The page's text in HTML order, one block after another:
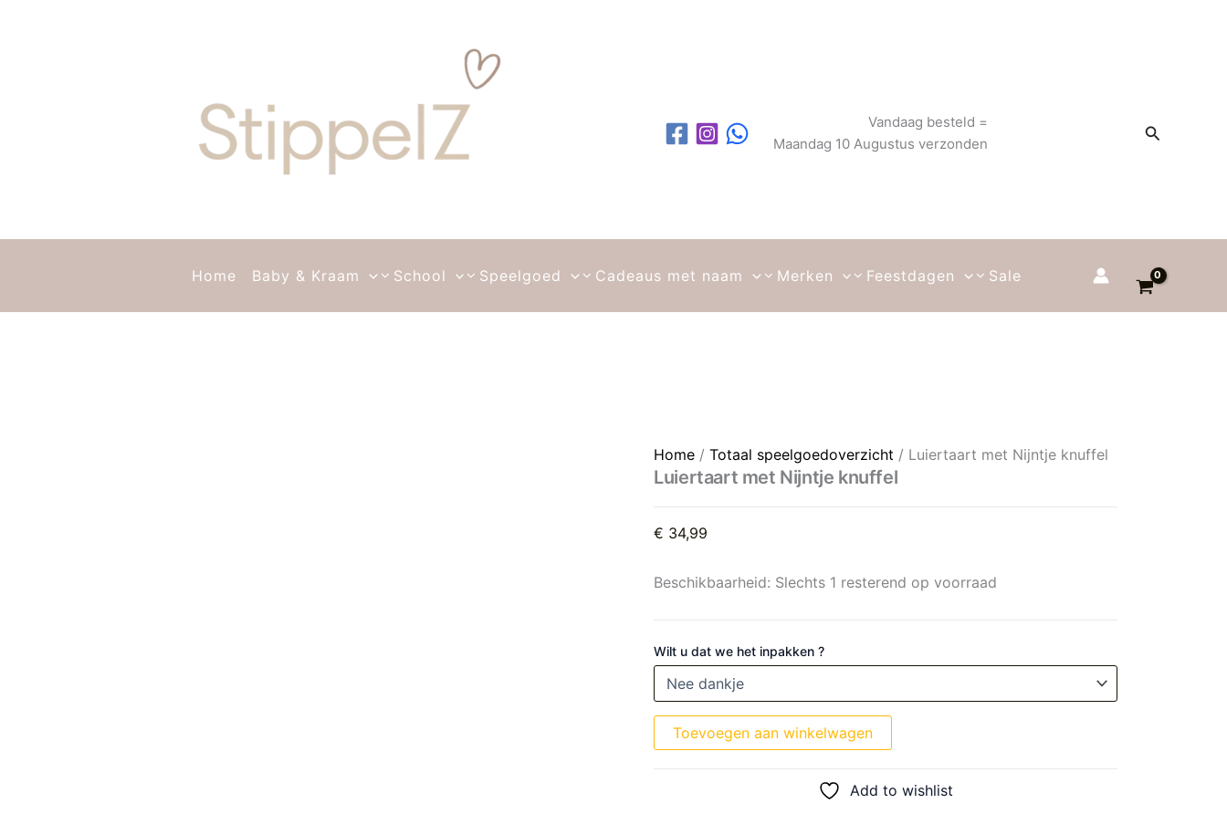
Vandaag besteld =
Maandag 10 Augustus verzonden
Zoeken
Home Baby & Kraam School Speelgoed Cadeaus met naam Merken Feestdagen Sale
Home /Totaal speelgoedoverzicht / Luiertaart met Nijntje knuffel
Luiertaart met Nijntje knuffel
€ 34,99
Beschikbaarheid: Slechts 1 resterend op voorraad
Wilt u dat we het inpakken ?
Luiertaart met Nijntje knuffel aantal
Toevoegen aan winkelwagen
Add to wishlist